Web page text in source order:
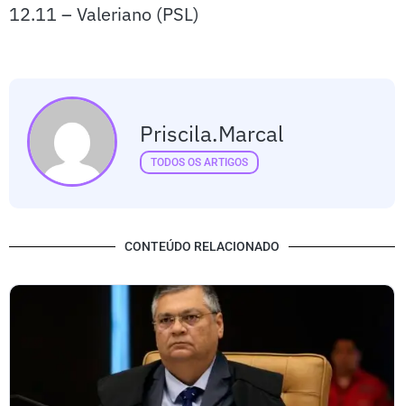
12.11 – Valeriano (PSL)
Priscila.marcal
TODOS OS ARTIGOS
CONTEÚDO RELACIONADO